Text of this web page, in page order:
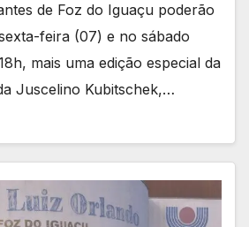
de Foz do Iguaçu poderão
feira (07) e no sábado
mais uma edição especial da
Juscelino Kubitschek,…